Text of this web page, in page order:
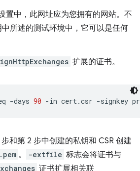
置中，此网址应为您拥有的网站。不
所述的测试环境中，它可以是任何
扩展的证书。
-days 90 -in cert.csr -signkey
和第 2 步中创建的私钥和 CSR 创建
。 -extfile 标志会将证书与
证书扩展相关联